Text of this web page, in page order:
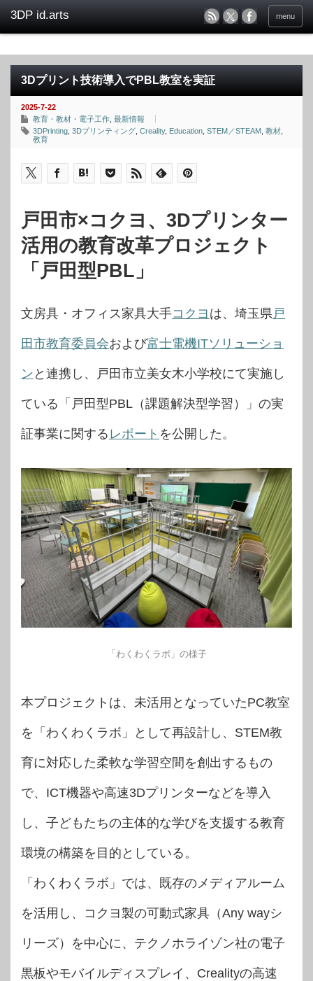
menu
3Dプリント技術導入でPBL教室を実証
2025-7-22
教育・教材・電子工作 最新情報
3DPrinting 3Dプリンティング Creality, Education STEM／STEAM 教材
教育
戸田市×コクヨ、3Dプリンター
活用の教育改革プロジェクト
「戸田型PBL」
文房具・オフィス家具大手コクヨ は、埼玉県戸
田市教育委員会および富士電機ITソリューショ
ン と連携し、戸田市立美女木小学校にて実施し
ている「戸田型PBL（課題解決型学習）」の実
証事業に関する レポート を公開した。
「わくわくラボ」の様子
本プロジェクトは、未活用となっていたPC教室
を「わくわくラボ」として再設計し、STEM教
育に対応した柔軟な学習空間を創出するもの
で、ICT機器や高速3Dプリンターなどを導入
し、子どもたちの主体的な学びを支援する教育
環境の構築を目的としている。
「わくわくラボ」では、既存のメディアルーム
を活用し、コクヨ製の可動式家具（Any wayシ
リーズ）を中心に、テクノホライゾン社の電子
黒板やモバイルディスプレイ、Crealityの高速